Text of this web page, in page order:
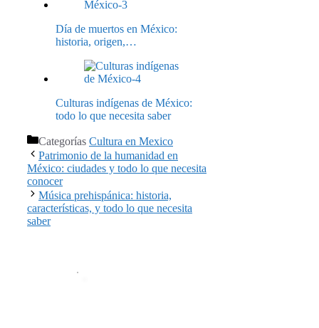
Día de muertos en México:
historia, origen,…
Culturas indígenas de México:
todo lo que necesita saber
Categorías Cultura en Mexico
Patrimonio de la humanidad en
México: ciudades y todo lo que necesita
conocer
Música prehispánica: historia,
características, y todo lo que necesita
saber